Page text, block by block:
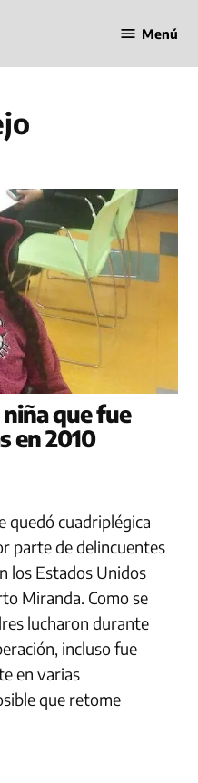
Línea
Menú
niña que fue
en 2010
quedó cuadriplégica
parte de delincuentes
los Estados Unidos
Miranda. Como se
lucharon durante
incluso fue
en varias
que retome